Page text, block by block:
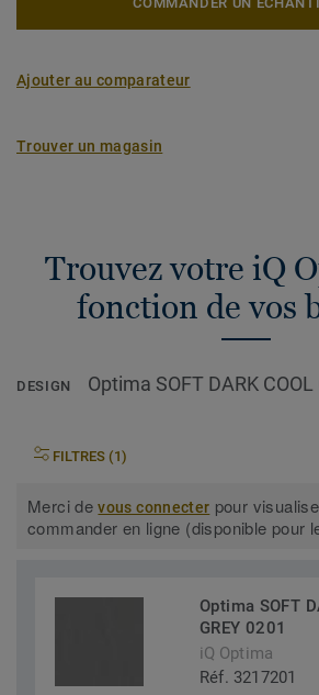
Ajouter au comparateur
Trouver un magasin
Trouvez votre iQ
fonction de vos
DESIGN Optima SOFT DARK COOL
FILTRES (1)
Merci devous connecter pour
commander en ligne (disponible pour
Optima SOFT
GREY 0201
iQ Optima
Réf. 3217201